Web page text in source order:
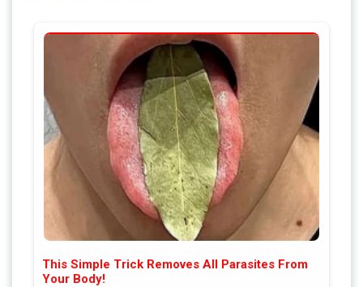
This Simple Trick Removes All Parasites From
Your Body!